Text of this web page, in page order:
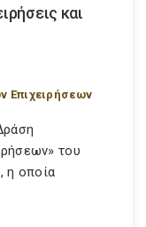
και
Επιχειρήσεων
του
η οποία